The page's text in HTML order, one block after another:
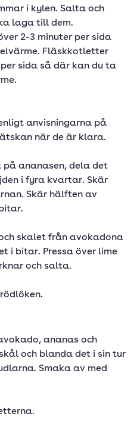
i kylen. Salta och
laga till dem.
2-3 minuter per sida
Fläskkotletter
sida så där kan du ta
anvisningarna på
när de är klara.
på ananasen, dela det
i fyra kvartar. Skär
Skär hälften av
skalet från avokadona
i bitar. Pressa över lime
och salta.
ananas och
och blanda det i sin tur
Smaka av med